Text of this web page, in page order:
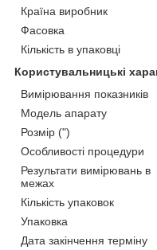
Країна виробник
Фасовка
Кількість в упаковці
Користувальницькі
Вимірювання показників
Модель апарату
Розмір (")
Особливості процедури
Результати вимірювань в
межах
Кількість упаковок
Упаковка
Дата закінчення терміну